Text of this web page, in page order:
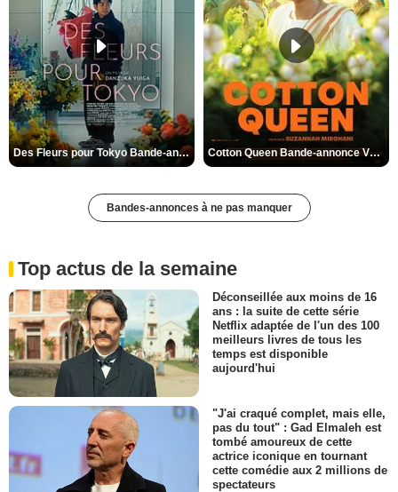
Des Fleurs pour Tokyo Bande-annonce VO STFR Cotton Queen Bande-annonce VO STFR
Bandes-annonces à ne pas manquer
Top actus de la semaine
Déconseillée aux moins de 16
ans : la suite de cette série
Netflix adaptée de l'un des 100
meilleurs livres de tous les
temps est disponible
aujourd'hui
"J'ai craqué complet, mais elle,
pas du tout" : Gad Elmaleh est
tombé amoureux de cette
actrice iconique en tournant
cette comédie aux 2 millions de
spectateurs